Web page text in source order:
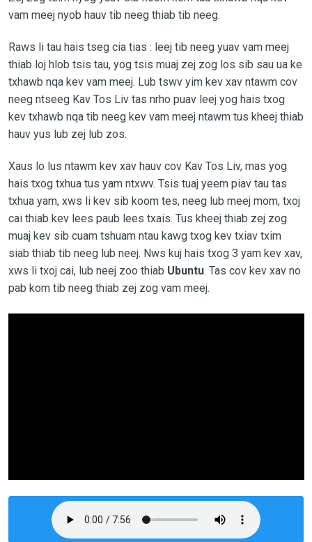
vam meej nyob hauv tib neeg thiab tib neeg.
Raws li tau hais tseg cia tias : leej tib neeg yuav vam meej
thiab loj hlob tsis tau, yog tsis muaj zej zog los sib sau ua ke
txhawb nqa kev vam meej. Lub tswv yim kev xav ntawm cov
neeg ntseeg Kav Tos Liv tas nrho puav leej yog hais txog
kev txhawb nqa tib neeg kev vam meej ntawm tus kheej thiab
hauv yus lub zej lub zos.
Xaus lo lus ntawm kev xav hauv cov Kav Tos Liv, mas yog
hais txog txhua tus yam ntxwv. Tsis tuaj yeem piav tau tas
txhua yam, xws li kev sib koom tes, neeg lub meej mom, txoj
cai thiab kev lees paub lees txais. Tus kheej thiab zej zog
muaj kev sib cuam tshuam ntau kawg txog kev txiav txim
siab thiab tib neeg lub neej. Nws kuj hais txog 3 yam kev xav,
xws li txoj cai, lub neej zoo thiab Ubuntu. Tas cov kev xav no
pab kom tib neeg thiab zej zog vam meej.